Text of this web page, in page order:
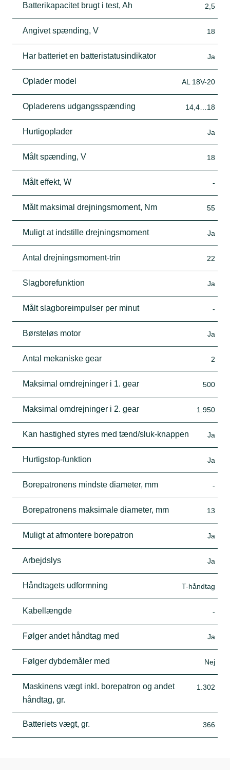
Batterikapacitet brugt i test, Ah 2,5
Angivet spænding, V 18
Har batteriet en batteristatusindikator Ja
Oplader model AL 18V-20
Opladerens udgangsspænding 14,4…18
Hurtigoplader Ja
Målt spænding, V 18
Målt effekt, W -
Målt maksimal drejningsmoment, Nm 55
Muligt at indstille drejningsmoment Ja
Antal drejningsmoment-trin 22
Slagborefunktion Ja
Målt slagboreimpulser per minut -
Børsteløs motor Ja
Antal mekaniske gear 2
Maksimal omdrejninger i 1. gear 500
Maksimal omdrejninger i 2. gear 1.950
Kan hastighed styres med tænd/sluk-knappen Ja
Hurtigstop-funktion Ja
Borepatronens mindste diameter, mm -
Borepatronens maksimale diameter, mm 13
Muligt at afmontere borepatron Ja
Arbejdslys Ja
Håndtagets udformning T-håndtag
Kabellængde -
Følger andet håndtag med Ja
Følger dybdemåler med Nej
Maskinens vægt inkl. borepatron og andet
håndtag, gr.
1.302
Batteriets vægt, gr. 366